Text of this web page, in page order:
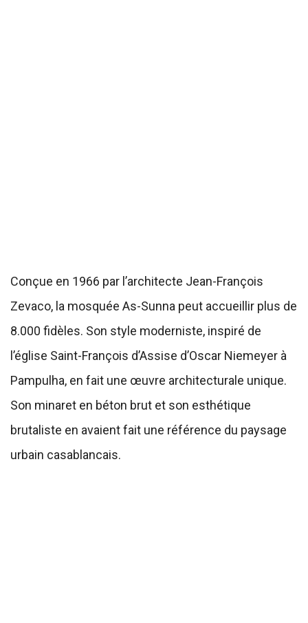
Conçue en 1966 par l’architecte Jean-François
Zevaco, la mosquée As-Sunna peut accueillir plus de
8.000 fidèles. Son style moderniste, inspiré de
l’église Saint-François d’Assise d’Oscar Niemeyer à
Pampulha, en fait une œuvre architecturale unique.
Son minaret en béton brut et son esthétique
brutaliste en avaient fait une référence du paysage
urbain casablancais.